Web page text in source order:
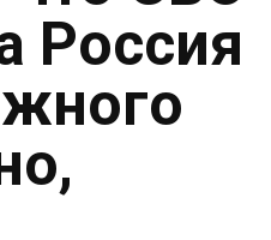
Россия